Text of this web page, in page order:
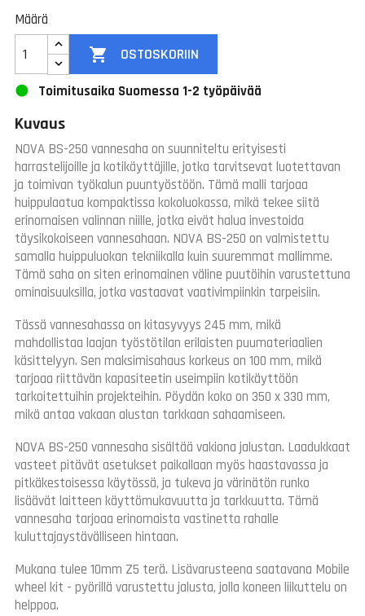
Määrä
 OSTOSKORIIN
Toimitusaika Suomessa 1-2 työpäivää
Kuvaus
NOVA BS-250 vannesaha on suunniteltu erityisesti
harrastelijoille ja kotikäyttäjille, jotka tarvitsevat luotettavan
ja toimivan työkalun puuntyöstöön. Tämä malli tarjoaa
huippulaatua kompaktissa kokoluokassa, mikä tekee siitä
erinomaisen valinnan niille, jotka eivät halua investoida
täysikokoiseen vannesahaan. NOVA BS-250 on valmistettu
samalla huippuluokan tekniikalla kuin suuremmat mallimme.
Tämä saha on siten erinomainen väline puutöihin varustettuna
ominaisuuksilla, jotka vastaavat vaativimpiinkin tarpeisiin.
Tässä vannesahassa on kitasyvyys 245 mm, mikä
mahdollistaa laajan työstötilan erilaisten puumateriaalien
käsittelyyn. Sen maksimisahaus korkeus on 100 mm, mikä
tarjoaa riittävän kapasiteetin useimpiin kotikäyttöön
tarkoitettuihin projekteihin. Pöydän koko on 350 x 330 mm,
mikä antaa vakaan alustan tarkkaan sahaamiseen.
NOVA BS-250 vannesaha sisältää vakiona jalustan. Laadukkaat
vasteet pitävät asetukset paikallaan myös haastavassa ja
pitkäkestoisessa käytössä, ja tukeva ja värinätön runko
lisäävät laitteen käyttömukavuutta ja tarkkuutta. Tämä
vannesaha tarjoaa erinomaista vastinetta rahalle
kuluttajaystävälliseen hintaan.
Mukana tulee 10mm Z5 terä. Lisävarusteena saatavana Mobile
wheel kit - pyörillä varustettu jalusta, jolla koneen liikuttelu on
helppoa.